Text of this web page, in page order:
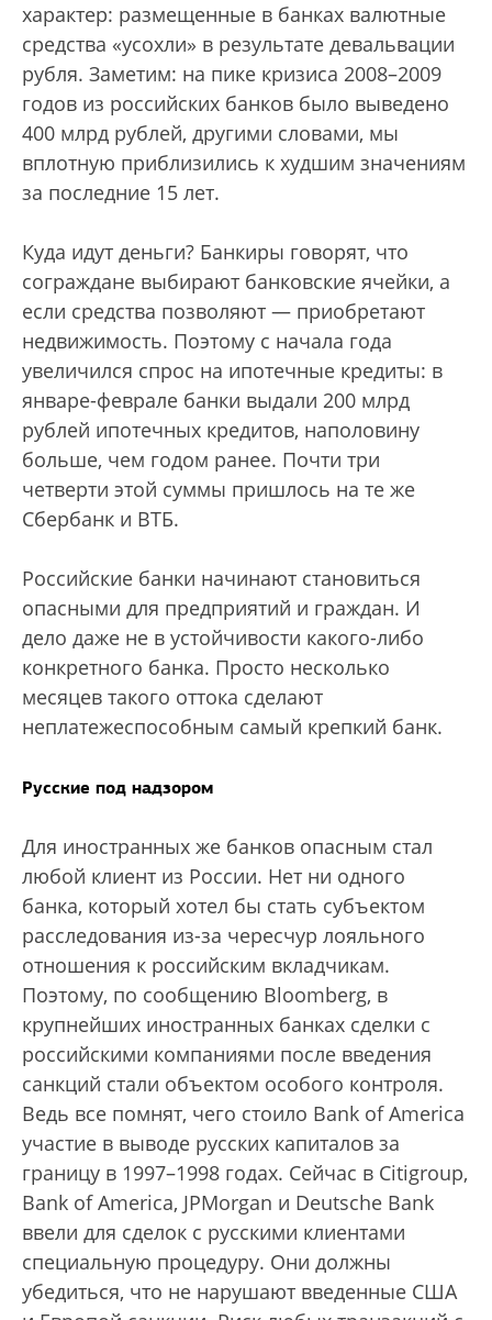
характер: размещенные в банках валютные
средства «усохли» в результате девальвации
рубля. Заметим: на пике кризиса 2008–2009
годов из российских банков было выведено
400 млрд рублей, другими словами, мы
вплотную приблизились к худшим значениям
за последние 15 лет.
Куда идут деньги? Банкиры говорят, что
сограждане выбирают банковские ячейки, а
если средства позволяют — приобретают
недвижимость. Поэтому с начала года
увеличился спрос на ипотечные кредиты: в
январе-феврале банки выдали 200 млрд
рублей ипотечных кредитов, наполовину
больше, чем годом ранее. Почти три
четверти этой суммы пришлось на те же
Сбербанк и ВТБ.
Российские банки начинают становиться
опасными для предприятий и граждан. И
дело даже не в устойчивости какого-либо
конкретного банка. Просто несколько
месяцев такого оттока сделают
неплатежеспособным самый крепкий банк.
Русские под надзором
Для иностранных же банков опасным стал
любой клиент из России. Нет ни одного
банка, который хотел бы стать субъектом
расследования из-за чересчур лояльного
отношения к российским вкладчикам.
Поэтому, по сообщению Bloomberg, в
крупнейших иностранных банках сделки с
российскими компаниями после введения
санкций стали объектом особого контроля.
Ведь все помнят, чего стоило Bank of America
участие в выводе русских капиталов за
границу в 1997–1998 годах. Сейчас в Citigroup,
Bank of America, JPMorgan и Deutsche Bank
ввели для сделок с русскими клиентами
специальную процедуру. Они должны
убедиться, что не нарушают введенные США